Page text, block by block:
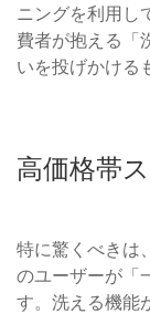
ニングを利用し
費者が抱える「
いを投げかける
高価格帯
特に驚くべきは
のユーザーが「
す。洗える機能